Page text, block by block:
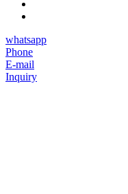
whatsapp
Phone
E-mail
Inquiry